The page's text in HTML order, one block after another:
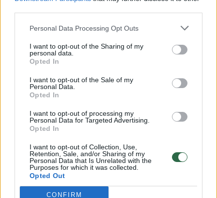
Personal Data Processing Opt Outs
I want to opt-out of the Sharing of my
personal data.
Opted In
I want to opt-out of the Sale of my
Personal Data.
Opted In
I want to opt-out of processing my
Personal Data for Targeted Advertising.
Opted In
I want to opt-out of Collection, Use,
Retention, Sale, and/or Sharing of my
Personal Data that Is Unrelated with the
Purposes for which it was collected.
Opted Out
CONFIRM
biudžetą ir ruošiasi pristatyti naująjį
komandos trenerį
Sportas 2019-07-01